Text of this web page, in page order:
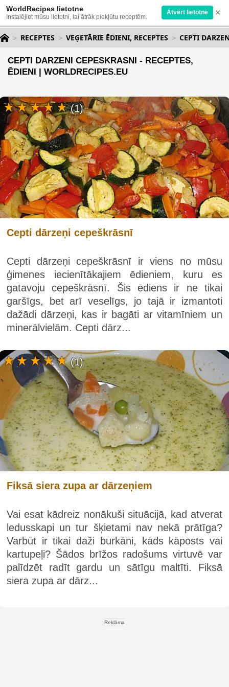
WorldRecipes lietotne
Instalējiet mūsu lietotni, lai ātrāk piekļūtu receptēm.
Atvērt lietotnē ×
RECEPTES VEĢETĀRIE ĒDIENI, RECEPTES CEPTI
CEPTI DARZENI CEPESKRASNI - RECEPTES,
ĒDIENI | WORLDRECIPES.EU
Cepti dārzeņi cepeškrāsnī
Cepti dārzeņi cepeškrāsnī ir viens no mūsu
ģimenes iecienītākajiem ēdieniem, kuru es
gatavoju cepeškrāsnī. Šis ēdiens ir ne tikai
garšīgs, bet arī veselīgs, jo tajā ir izmantoti
dažādi dārzeņi, kas ir bagāti ar vitamīniem un
minerālvielām. Cepti dārz...
(1)
Fiksā siera zupa ar dārzeņiem
Vai esat kādreiz nonākuši situācijā, kad atverat
ledusskapi un tur šķietami nav nekā prātīga?
Varbūt ir tikai daži burkāni, kāds kāposts vai
kartupeļi? Šādos brīžos radošums virtuvē var
palīdzēt radīt gardu un sātīgu maltīti. Fiksā
siera zupa ar dārz...
(1)
Reklāma